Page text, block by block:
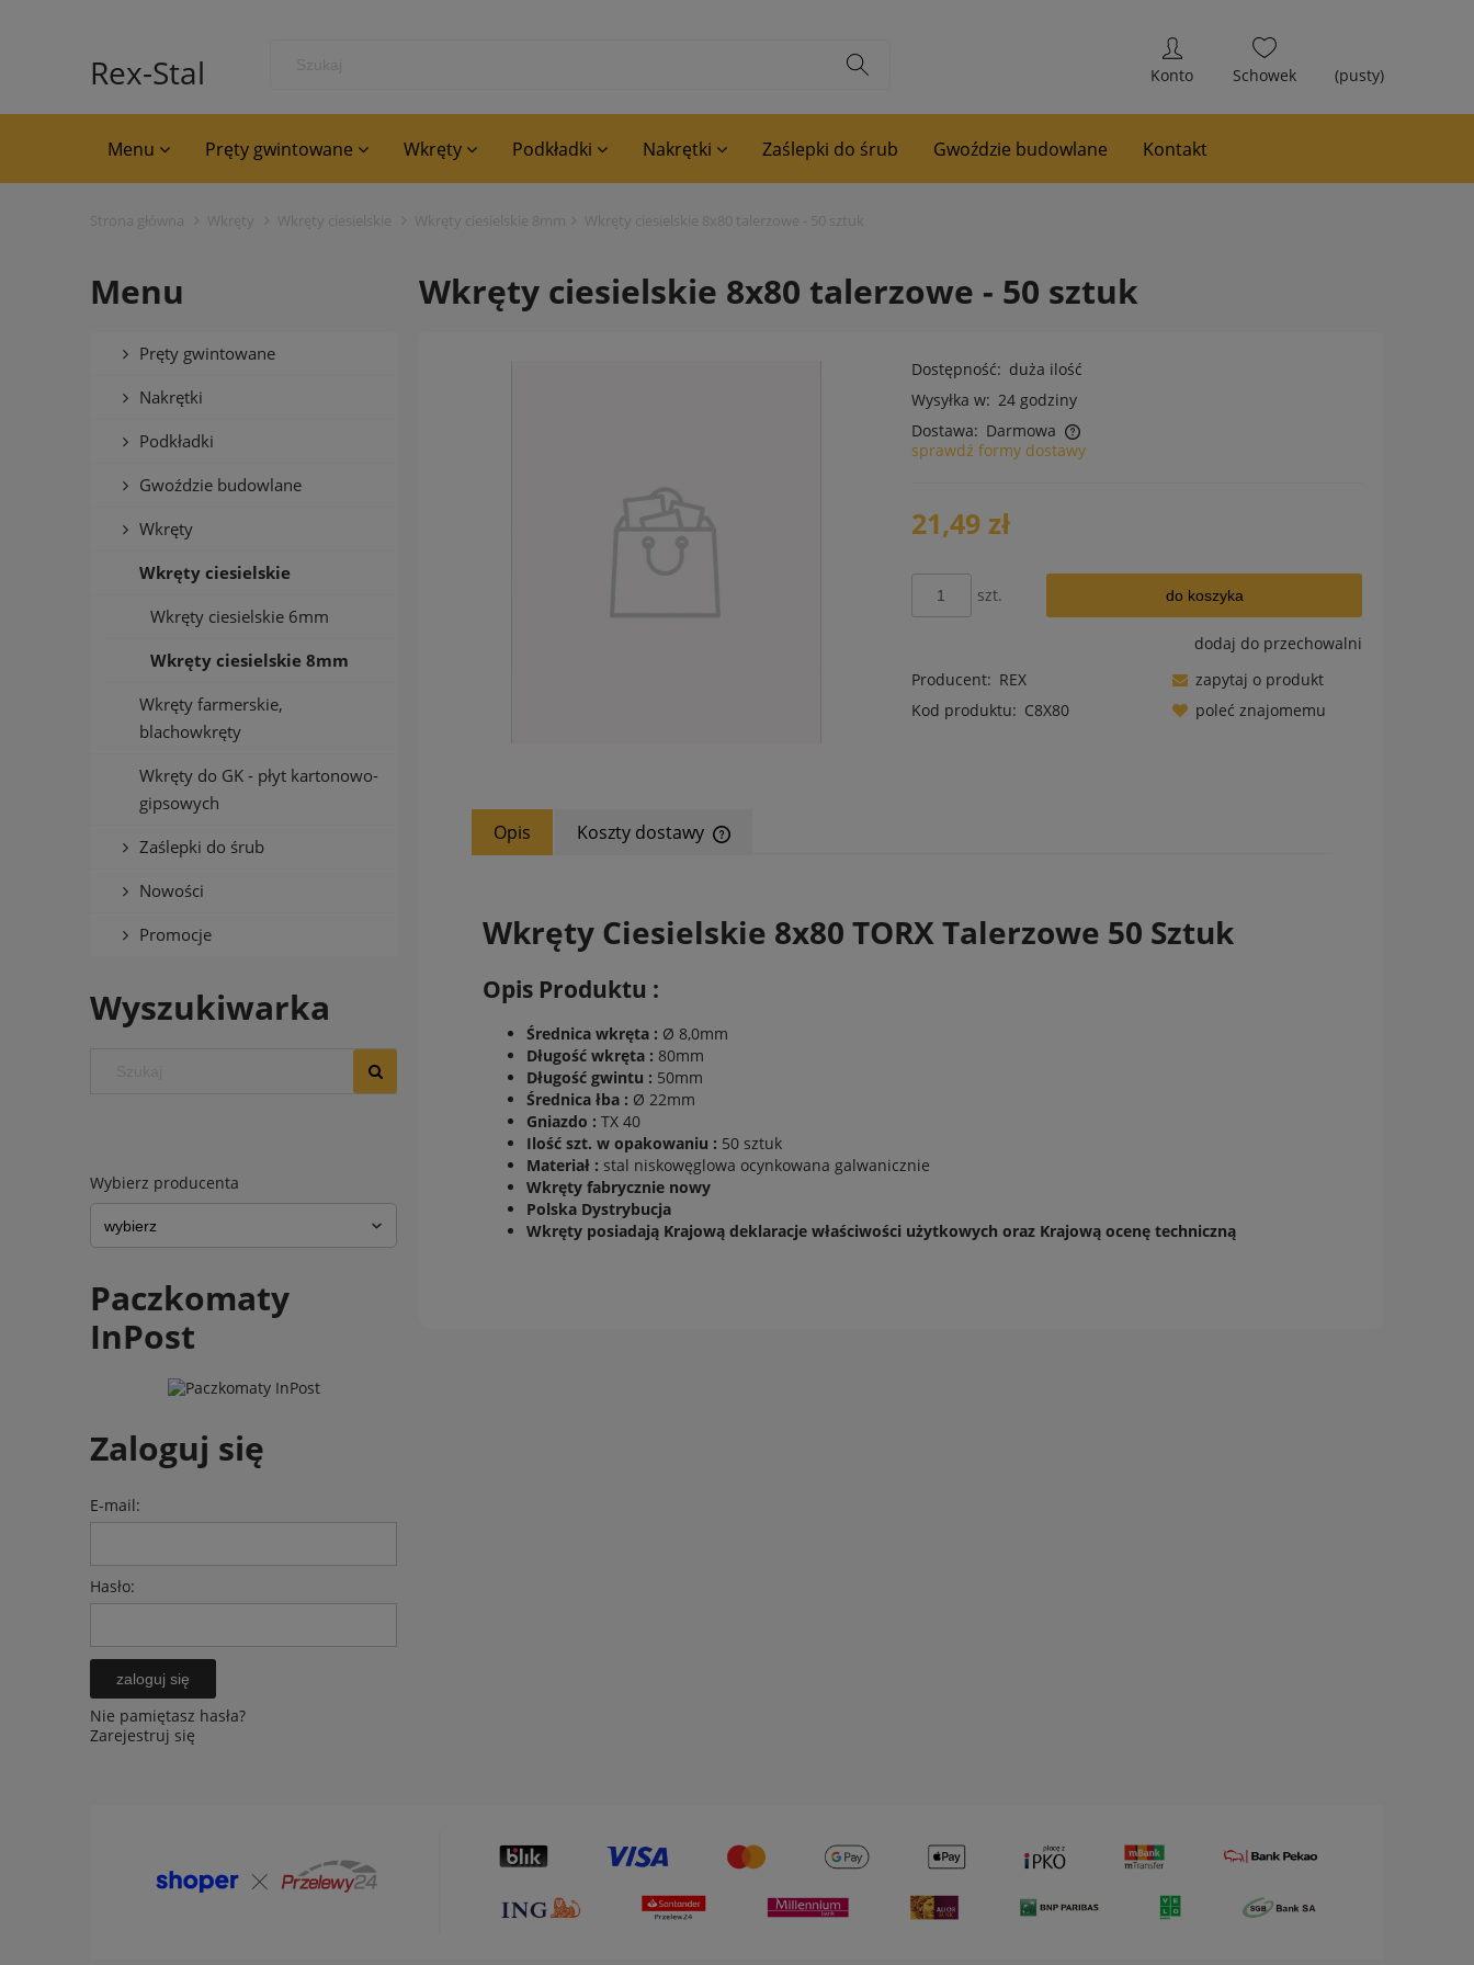
Rex-Stal (pusty)
Menu Pręty gwintowane Wkręty Podkładki Nakrętki Zaślepki do śrub Gwoździe budowlane Kontakt
Strona główna Wkręty Wkręty ciesielskie Wkręty ciesielskie 8mm Wkręty ciesielskie 8x80 talerzowe - 50 sztuk
Menu
Pręty gwintowane
Nakrętki
Podkładki
Gwoździe budowlane
Wkręty
Wkręty ciesielskie
Wkręty ciesielskie 6mm
Wkręty ciesielskie 8mm
Wkręty farmerskie,
blachowkręty
Wkręty do GK - płyt kartonowo-
gipsowych
Zaślepki do śrub
Nowości
Promocje
Wyszukiwarka
Wybierz producenta
Paczkomaty
InPost
Zaloguj się
E-mail:
Hasło:
zaloguj się
Nie pamiętasz hasła?
Zarejestruj się
Wkręty ciesielskie 8x80 talerzowe - 50 sztuk
Dostępność: duża ilość
Wysyłka w: 24 godziny
Dostawa: Darmowa
sprawdź formy dostawy
21,49 zł
szt. do koszyka
dodaj do przechowalni
Producent: REX
Kod produktu: C8X80
zapytaj o produkt
poleć znajomemu
Opis Koszty dostawy
Wkręty Ciesielskie 8x80 TORX Talerzowe 50 Sztuk
Opis Produktu :
Średnica wkręta : Ø 8,0mm
Długość wkręta : 80mm
Długość gwintu : 50mm
Średnica łba : Ø 22mm
Gniazdo : TX 40
Ilość szt. w opakowaniu : 50 sztuk
Materiał : stal niskowęglowa ocynkowana galwanicznie
Wkręty fabrycznie nowy
Polska Dystrybucja
Wkręty posiadają Krajową deklaracje właściwości użytkowych oraz Krajową ocenę techniczną